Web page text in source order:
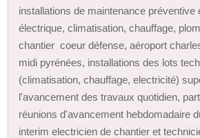
installations de maintenance préventive
électrique, climatisation, chauffage,
chantier coeur défense, aéroport
midi pyrénées, installations des lots
(climatisation, chauffage, electricité)
l'avancement des travaux quotidien,
réunions d'avancement hebdomadaire
interim electricien de chantier et